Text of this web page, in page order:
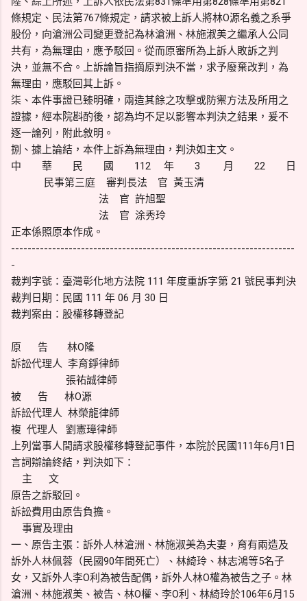
條規定、民法第767條規定，請求被上訴人將林O源名義之系爭
股份，向滄洲公司變更登記為林滄洲、林施淑美之繼承人公同
共有，為無理由，應予駁回。從而原審所為上訴人敗訴之判
決，並無不合。上訴論旨指摘原判決不當，求予廢棄改判，為
無理由，應駁回其上訴。
柒、本件事證已臻明確，兩造其餘之攻擊或防禦方法及所用之
證據，經本院斟酌後，認為均不足以影響本判決之結果，爰不
逐一論列，附此敘明。
捌、據上論結，本件上訴為無理由，判決如主文。
中 華 民 國 112 年 3 月 22 日
民事第三庭 審判長法 官 黃玉清
法 官 許旭聖
法 官 涂秀玲
正本係照原本作成。
---------------------------------------------------------------------
-
裁判字號：臺灣彰化地方法院 111 年度重訴字第 21 號民事判決
裁判日期：民國 111 年 06 月 30 日
裁判案由：股權移轉登記
原 告 林O隆
訴訟代理人 李育錚律師
張祐誠律師
被 告 林O源
訴訟代理人 林榮龍律師
複 代理人 劉憲璋律師
上列當事人間請求股權移轉登記事件，本院於民國111年6月1日
言詞辯論終結，判決如下：
主 文
原告之訴駁回。
訴訟費用由原告負擔。
事實及理由
一、原告主張：訴外人林滄洲、林施淑美為夫妻，育有兩造及
訴外人林佩蓉（民國90年間死亡）、林綺玲、林志鴻等5名子
女，又訴外人李O利為被告配偶，訴外人林O權為被告之子。林
滄洲、林施淑美、被告、林O權、李O利、林綺玲於106年6月15